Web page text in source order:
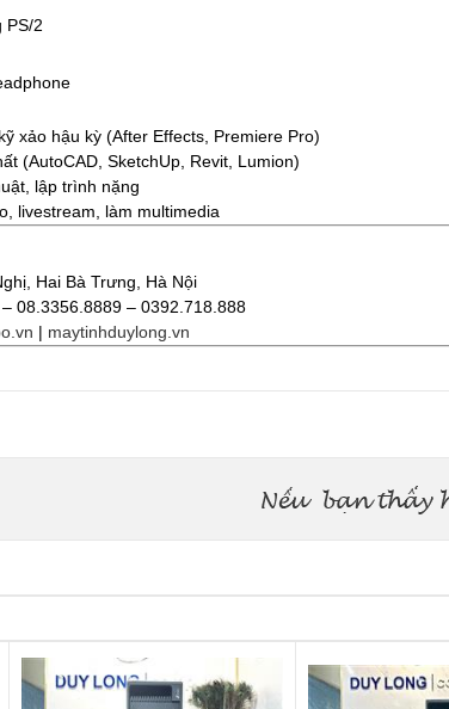
PS/2
xảo hậu kỳ (After Effects, Premiere Pro)
(AutoCAD, SketchUp, Revit, Lumion)
lập trình nặng
livestream, làm multimedia
Hai Bà Trưng, Hà Nội
08.3356.8889 – 0392.718.888
| maytinhduylong.vn